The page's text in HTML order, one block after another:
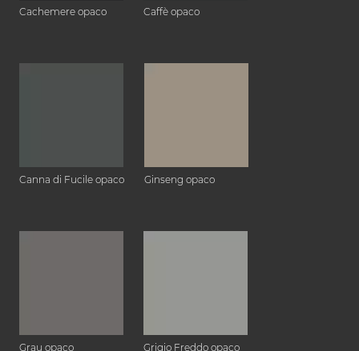
Cachemere opaco Caffè opaco
Canna di Fucile opaco Ginseng opaco
Grau opaco Grigio Freddo opaco